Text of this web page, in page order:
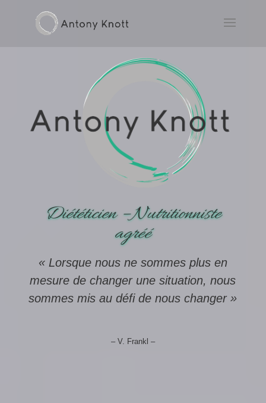
Diététicien – Nutritionniste
agréé
« Lorsque nous ne sommes plus en
mesure de changer une situation, nous
sommes mis au défi de nous changer »
– V. Frankl –